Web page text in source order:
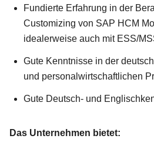
Fundierte Erfahrung in der
Customizing von SAP HCM
idealerweise auch mit ESS/
Gute Kenntnisse in der
und personalwirtschaftlichen
Gute Deutsch- und
Das Unternehmen bietet: